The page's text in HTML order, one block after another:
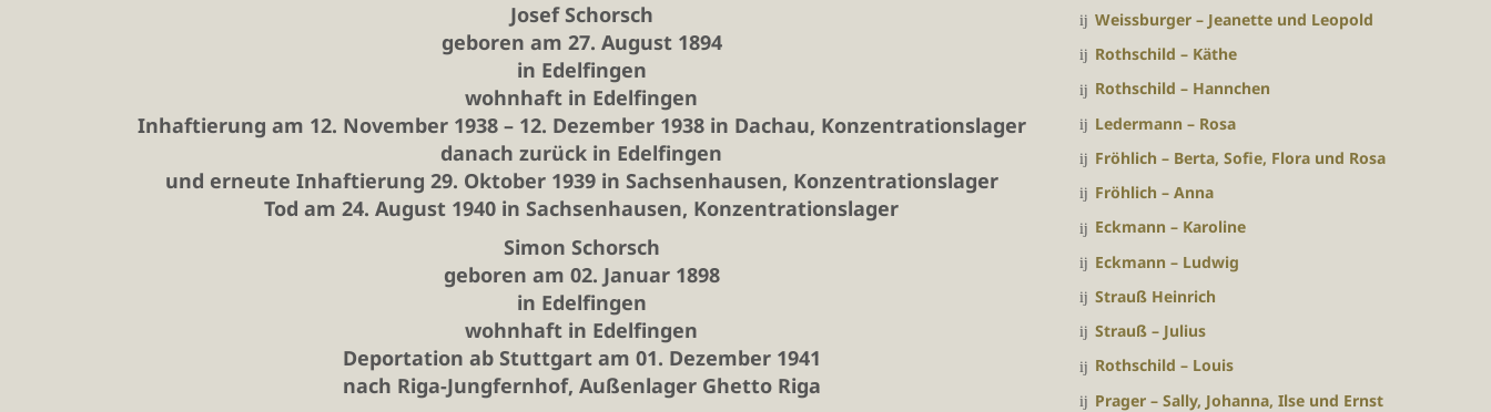
Josef Schorsch
geboren am 27. August 1894
in Edelfingen
wohnhaft in Edelfingen
Inhaftierung am 12. November 1938 – 12. Dezember 1938 in Dachau, Konzentrationslager
danach zurück in Edelfingen
und erneute Inhaftierung 29. Oktober 1939 in Sachsenhausen, Konzentrationslager
Tod am 24. August 1940 in Sachsenhausen, Konzentrationslager
Simon Schorsch
geboren am 02. Januar 1898
in Edelfingen
wohnhaft in Edelfingen
Deportation ab Stuttgart am 01. Dezember 1941
nach Riga-Jungfernhof, Außenlager Ghetto Riga
Weissburger – Jeanette und Leopold
Rothschild – Käthe
Rothschild – Hannchen
Ledermann – Rosa
Fröhlich – Berta, Sofie, Flora und Rosa
Fröhlich – Anna
Eckmann – Karoline
Eckmann – Ludwig
Strauß Heinrich
Strauß – Julius
Rothschild – Louis
Prager – Sally, Johanna, Ilse und Ernst